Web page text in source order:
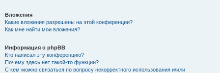
Вложения
Какие вложения разрешены на этой конференции?
Как мне найти мои вложения?
Информация о phpBB
Кто написал эту конференцию?
Почему здесь нет такой-то функции?
С кем можно связаться по вопросу некорректного использования и/или